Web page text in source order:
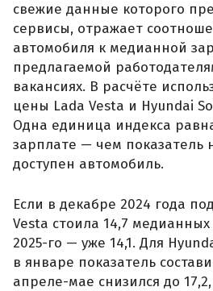
свежие данные которого
сервисы, отражает
автомобиля к медианной
предлагаемой
вакансиях. В расчёте
цены Lada Vesta и Hyundai
Одна единица индекса
зарплате — чем показатель
доступен автомобиль.
Если в декабре 2024 года
Vesta стоила 14,7
2025-го — уже 14,1. Для
в январе показатель
апреле-мае снизился до